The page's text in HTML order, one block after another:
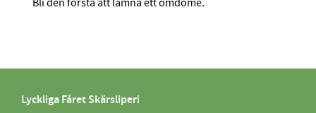
Lyckliga Fåret Skärsliperi